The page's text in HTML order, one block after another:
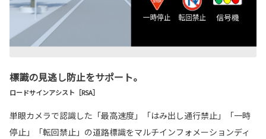
標識の見逃し防止をサポート。
ロードサインアシスト［RSA］
単眼カメラで認識した「最高速度」「はみ出し通行禁止」「一時
停止」「転回禁止」の道路標識をマルチインフォメーションディ